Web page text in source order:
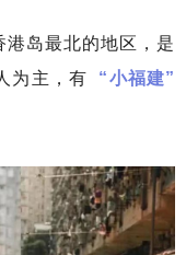
岛最北的地区，是
为主，有
“小福建”